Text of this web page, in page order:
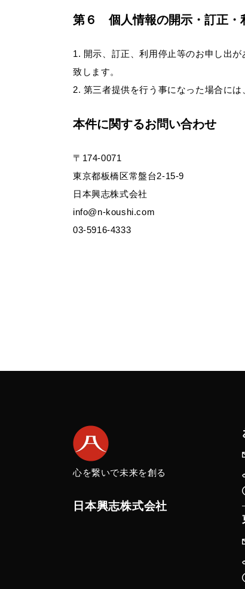
第６ 個人情報の開示・訂正・
開示、訂正、利用停止等のお申し出
致します。
第三者提供を行う事になった場合に
本件に関するお問い合わせ
〒174-0071
東京都板橋区常盤台2-15-9
日本興志株式会社
info@n-koushi.com
03-5916-4333
心を繋いで未来を創る
日本興志株式会社